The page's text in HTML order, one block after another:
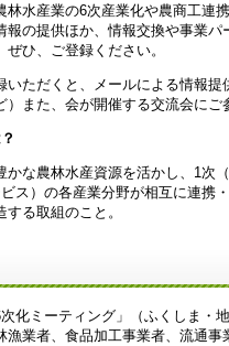
林水産業の6次産業化や農商工連
報の提供ほか、情報交換や事業パ
ぜひ、ご登録ください。
いただくと、メールによる情報提
）また、会が開催する交流会にご
かな農林水産資源を活かし、1次
ス）の各産業分野が相互に連携
する取組のこと。
次化ミーティング」（ふくしま・
漁業者、食品加工事業者、流通事